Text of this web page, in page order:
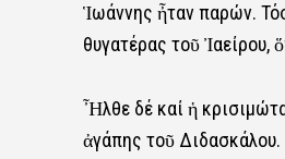
Ἱωάννης ἦταν παρών.
θυγατέρας τοῦ Ἰαείρου,
Ἦλθε δέ καί ἡ
ἀγάπης τοῦ Διδασκάλου.